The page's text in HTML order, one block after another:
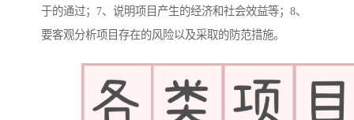
于的通过；7、说明项目产生的经济和社会效益等；8、
要客观分析项目存在的风险以及采取的防范措施。